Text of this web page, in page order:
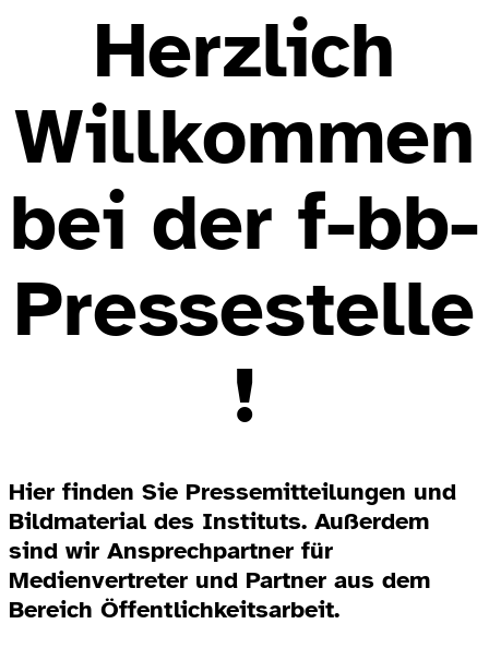
Herzlich
Willkommen
bei der f-bb-
Pressestelle
!
Hier finden Sie Pressemitteilungen und
Bildmaterial des Instituts. Außerdem
sind wir Ansprechpartner für
Medienvertreter und Partner aus dem
Bereich Öffentlichkeitsarbeit.